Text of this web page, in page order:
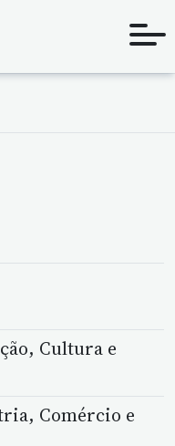
Cultura e
Comércio e